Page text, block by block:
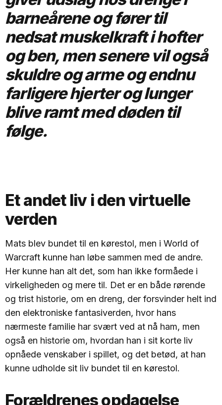
barneårene og fører til
nedsat muskelkraft i hofter
og ben, men senere vil også
skuldre og arme og endnu
farligere hjerter og lunger
blive ramt med døden til
følge.
Et andet liv i den virtuelle
verden
Mats blev bundet til en kørestol, men i World of
Warcraft kunne han løbe sammen med de andre.
Her kunne han alt det, som han ikke formåede i
virkeligheden og mere til. Det er en både rørende
og trist historie, om en dreng, der forsvinder helt ind
den elektroniske fantasiverden, hvor hans
nærmeste familie har svært ved at nå ham, men
også en historie om, hvordan han i sit korte liv
opnåede venskaber i spillet, og det betød, at han
kunne udholde sit liv bundet til en kørestol.
Forældrenes opdagelse